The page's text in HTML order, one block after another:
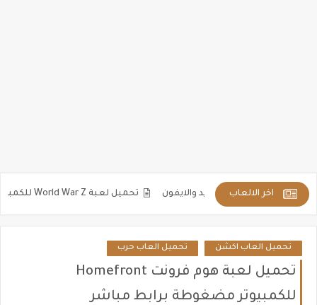
اخر الالعاب تحميل لعبة World War Z للكمبيوتر والاندرويد مضغوطة كاملة برابط مباشر
تحميل العاب اكشن تحميل العاب حرب
تحميل لعبة هوم فرونت Homefront
للكمبيوتر مضغوطة برابط مباشر